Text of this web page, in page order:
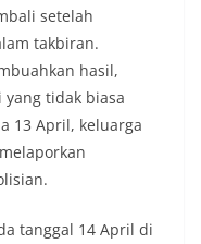
setelah
takbiran.
hasil,
tidak biasa
13 April, keluarga
tanggal 14 April di